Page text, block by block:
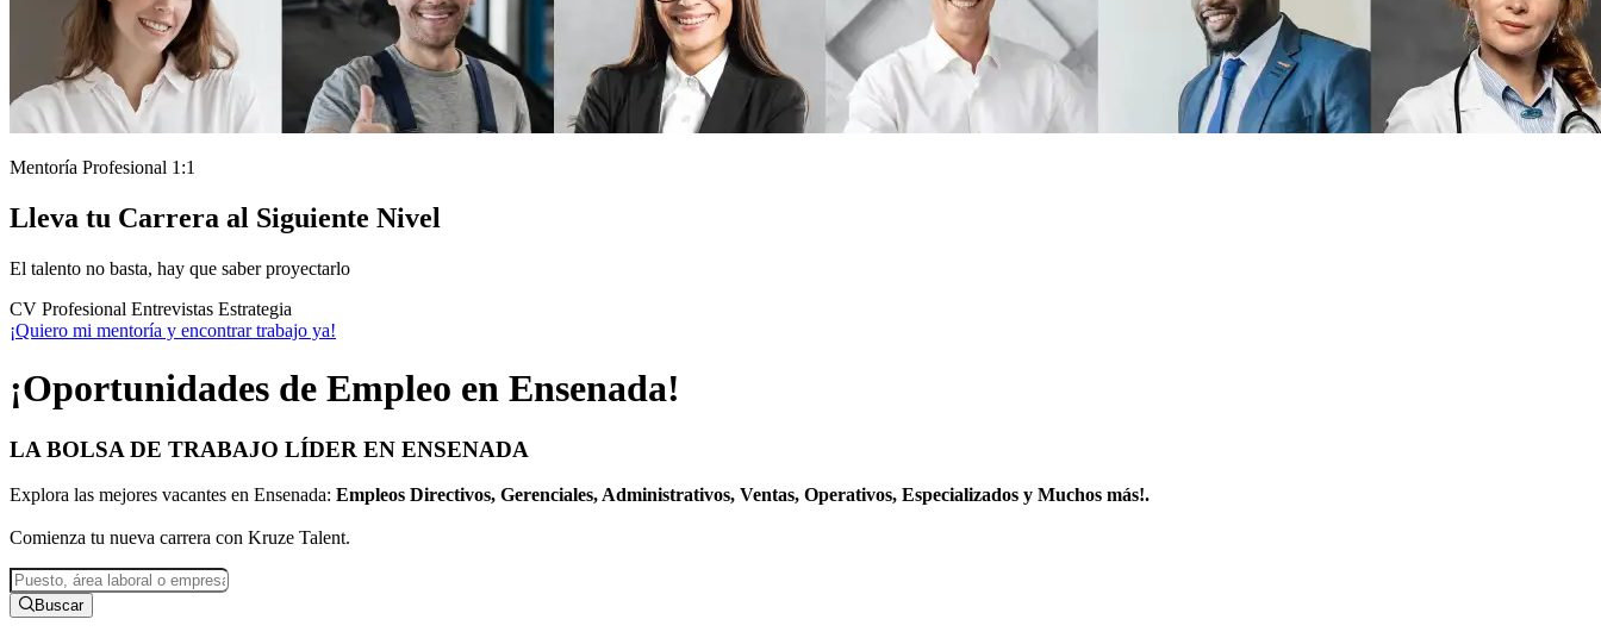
Mentoría Profesional 1:1
Lleva tu Carrera al Siguiente Nivel
El talento no basta, hay que saber proyectarlo
CV Profesional Entrevistas Estrategia
¡Quiero mi mentoría y encontrar trabajo ya!
¡Oportunidades de Empleo en Ensenada!
LA BOLSA DE TRABAJO LÍDER EN ENSENADA
Explora las mejores vacantes en Ensenada: Empleos Directivos, Gerenciales, Administrativos, Ventas, Operativos, Especializados y Muchos más!.
Comienza tu nueva carrera con Kruze Talent.
Buscar